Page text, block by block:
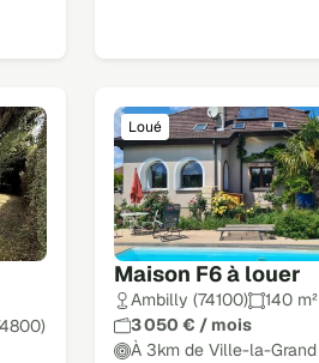
Maison F6 à louer
Loué
Ambilly (74100)
140 m²
3 050 € / mois
À 3km de Ville-la-Grand